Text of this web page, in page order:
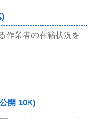
作業者の在籍状況を
開 10K)